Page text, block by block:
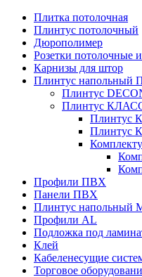
Плитка потолочная
Плинтус потолочный
Дюрополимер
Розетки потолочные
Карнизы для штор
Плинтус напольный
Плинтус
Плинтус
Плинтус
Плинтус
Профили ПВХ
Панели ПВХ
Плинтус напольный
Профили AL
Подложка под
Клей
Кабеленесущие
Торговое